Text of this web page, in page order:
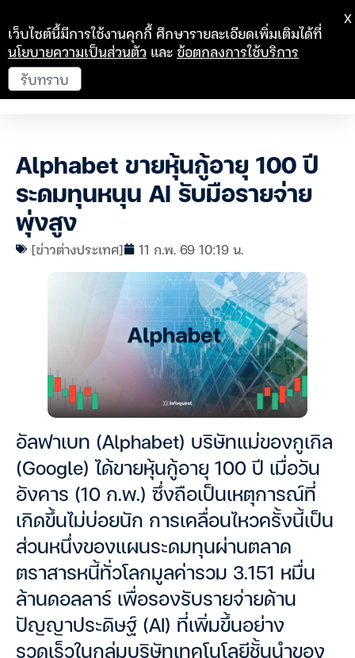
Alphabet ขายหุ้นกู้อายุ 100 ปี
ระดมทุนหนุน AI รับมือรายจ่าย
พุ่งสูง
[ข่าวต่างประเทศ] 11 ก.พ. 69 10:19 น.
อัลฟาเบท (Alphabet) บริษัทแม่ของกูเกิล
(Google) ได้ขายหุ้นกู้อายุ 100 ปี เมื่อวัน
อังคาร (10 ก.พ.) ซึ่งถือเป็นเหตุการณ์ที่
เกิดขึ้นไม่บ่อยนัก การเคลื่อนไหวครั้งนี้เป็น
ส่วนหนึ่งของแผนระดมทุนผ่านตลาด
ตราสารหนี้ทั่วโลกมูลค่ารวม 3.151 หมื่น
ล้านดอลลาร์ เพื่อรองรับรายจ่ายด้าน
ปัญญาประดิษฐ์ (AI) ที่เพิ่มขึ้นอย่าง
รวดเร็วในกลุ่มบริษัทเทคโนโลยีชั้นนำของ
เว็บไซต์นี้มีการใช้งานคุกกี้ ศึกษารายละเอียดเพิ่มเติมได้ที่
นโยบายความเป็นส่วนตัว และข้อตกลงการใช้บริการ
รับทราบ
X